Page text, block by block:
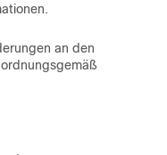
an den